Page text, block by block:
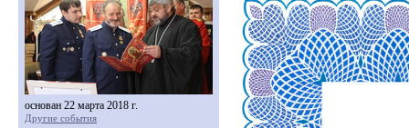
основан 22 марта 2018 г.
Другие события